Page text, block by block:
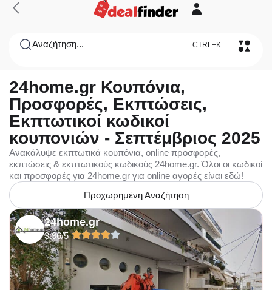
Αναζήτηση... CTRL+K
24home.gr Κουπόνια,
Προσφορές, Εκπτώσεις,
Εκπτωτικοί κωδικοί
κουπονιών - Σεπτέμβριος 2025
Ανακάλυψε εκπτωτικά κουπόνια, online προσφορές,
εκπτώσεις & εκπτωτικούς κωδικούς 24home.gr. Όλοι οι κωδικοί
και προσφορές για 24home.gr για online αγορές είναι εδώ!
Προχωρημένη Αναζήτηση
24home.gr
3.96/5